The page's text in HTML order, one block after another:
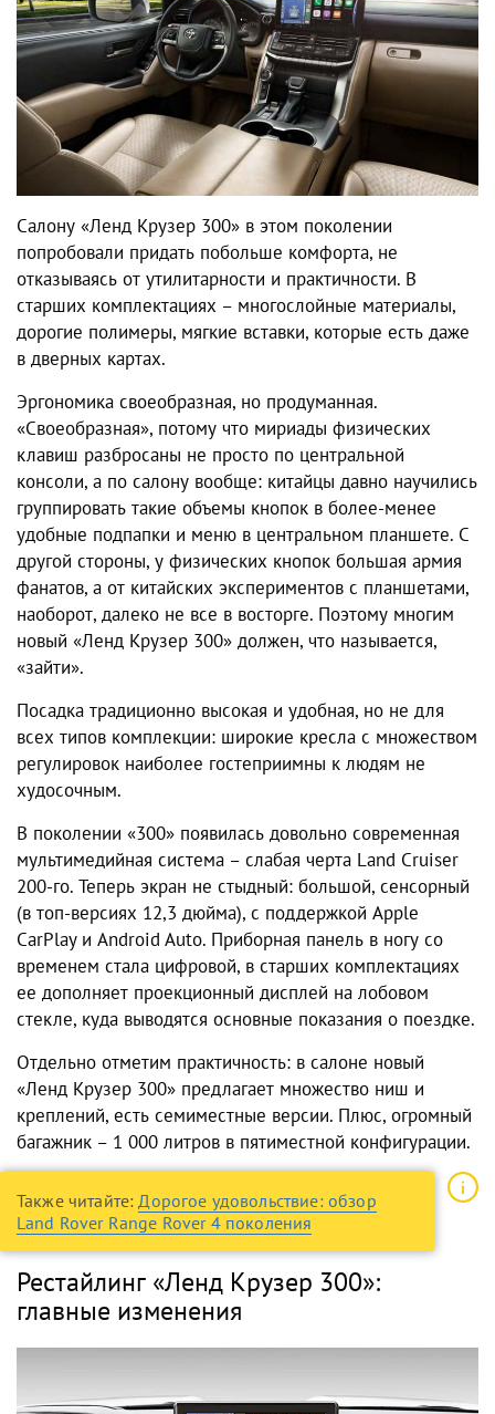
Салону «Ленд Крузер 300» в этом поколении
попробовали придать побольше комфорта, не
отказываясь от утилитарности и практичности. В
старших комплектациях – многослойные материалы,
дорогие полимеры, мягкие вставки, которые есть даже
в дверных картах.
Эргономика своеобразная, но продуманная.
«Своеобразная», потому что мириады физических
клавиш разбросаны не просто по центральной
консоли, а по салону вообще: китайцы давно научились
группировать такие объемы кнопок в более-менее
удобные подпапки и меню в центральном планшете. С
другой стороны, у физических кнопок большая армия
фанатов, а от китайских экспериментов с планшетами,
наоборот, далеко не все в восторге. Поэтому многим
новый «Ленд Крузер 300» должен, что называется,
«зайти».
Посадка традиционно высокая и удобная, но не для
всех типов комплекции: широкие кресла с множеством
регулировок наиболее гостеприимны к людям не
худосочным.
В поколении «300» появилась довольно современная
мультимедийная система – слабая черта Land Cruiser
200-го. Теперь экран не стыдный: большой, сенсорный
(в топ-версиях 12,3 дюйма), с поддержкой Apple
CarPlay и Android Auto. Приборная панель в ногу со
временем стала цифровой, в старших комплектациях
ее дополняет проекционный дисплей на лобовом
стекле, куда выводятся основные показания о поездке.
Отдельно отметим практичность: в салоне новый
«Ленд Крузер 300» предлагает множество ниш и
креплений, есть семиместные версии. Плюс, огромный
багажник – 1 000 литров в пятиместной конфигурации.
Также читайте: Дорогое удовольствие: обзор
Land Rover Range Rover 4 поколения
Рестайлинг «Ленд Крузер 300»:
главные изменения